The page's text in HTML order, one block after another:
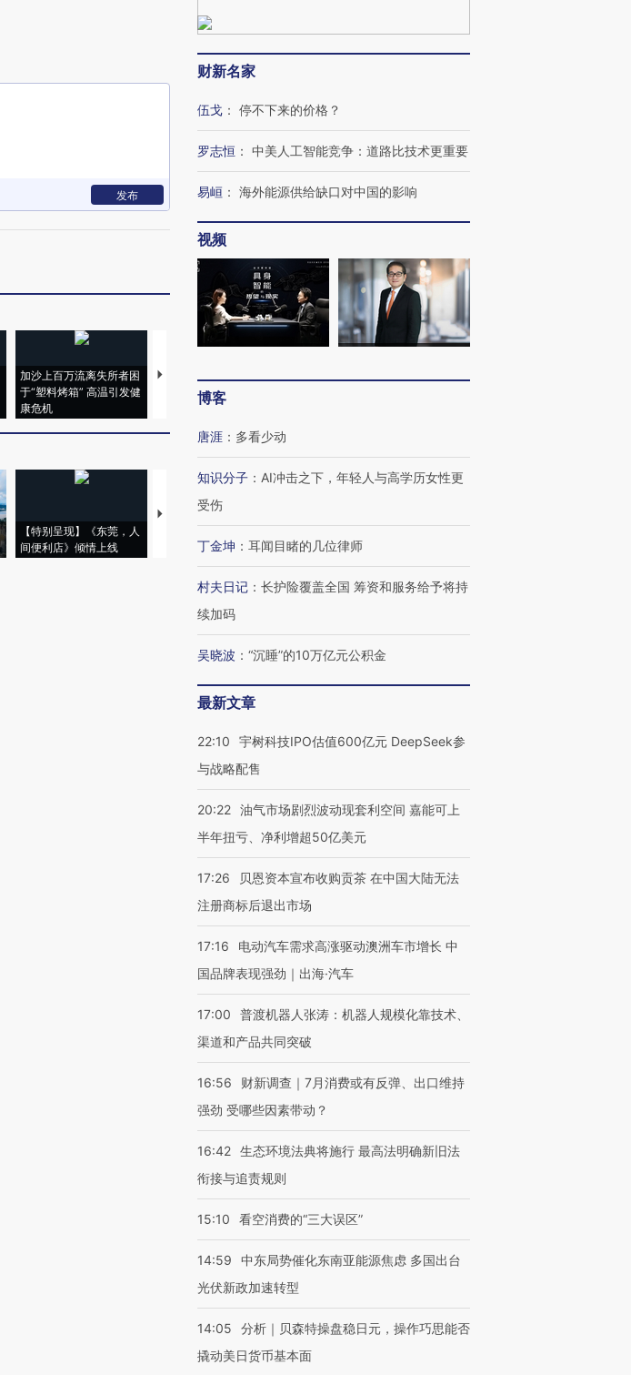
发布
加沙上百万流离失所者困
于“塑料烤箱” 高温引发健
康危机
视线｜HYROX的吸金
术：是什么让中产们甘
心“花钱找虐”？
【特别呈现】《东莞，人
间便利店》倾情上线
【推广】走进第四届链博
有意思的生活方式·第三对
财新名家
伍戈 ： 停不下来的价格？
罗志恒 ： 中美人工智能竞争：道路比技术更重要
易峘 ： 海外能源供给缺口对中国的影响
视频
博客
唐涯 ： 多看少动
知识分子 ： AI冲击之下，年轻人与高学历女性更
受伤
丁金坤 ： 耳闻目睹的几位律师
村夫日记 ： 长护险覆盖全国 筹资和服务给予将持
续加码
吴晓波 ： “沉睡”的10万亿元公积金
最新文章
22:10
宇树科技IPO估值600亿元 DeepSeek参
与战略配售
20:22 油气市场剧烈波动现套利空间 嘉能可上
半年扭亏、净利增超50亿美元
17:26
贝恩资本宣布收购贡茶 在中国大陆无法
注册商标后退出市场
17:16
电动汽车需求高涨驱动澳洲车市增长 中
国品牌表现强劲｜出海·汽车
17:00
普渡机器人张涛：机器人规模化靠技术、
渠道和产品共同突破
16:56
财新调查｜7月消费或有反弹、出口维持
强劲 受哪些因素带动？
16:42 生态环境法典将施行 最高法明确新旧法
衔接与追责规则
15:10 看空消费的“三大误区”
14:59
中东局势催化东南亚能源焦虑 多国出台
光伏新政加速转型
14:05
分析｜贝森特操盘稳日元，操作巧思能否
撬动美日货币基本面